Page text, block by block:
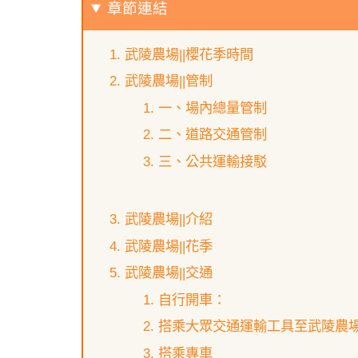
章節連結
武陵農場||櫻花季時間
武陵農場||管制
一、場內總量管制
二、道路交通管制
三、公共運輸接駁
武陵農場||介紹
武陵農場||花季
武陵農場||交通
自行開車：
搭乘大眾交通運輸工具至武陵農
搭乘專車